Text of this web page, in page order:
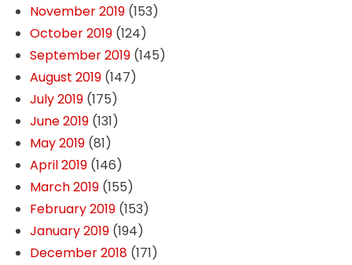
November 2019(153)
October 2019(124)
September 2019(145)
August 2019(147)
July 2019(175)
June 2019(131)
May 2019(81)
April 2019(146)
March 2019(155)
February 2019(153)
January 2019(194)
December 2018(171)